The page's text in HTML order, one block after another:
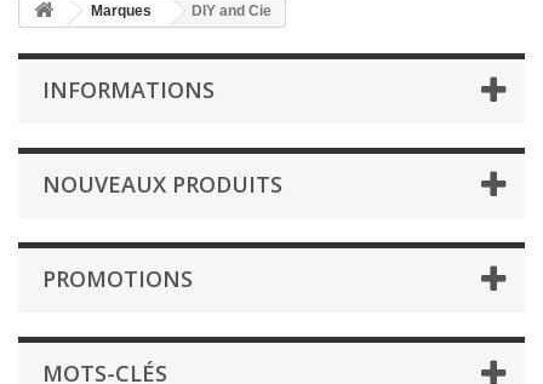
Marques DIY and Cie
INFORMATIONS
NOUVEAUX PRODUITS
PROMOTIONS
MOTS-CLÉS